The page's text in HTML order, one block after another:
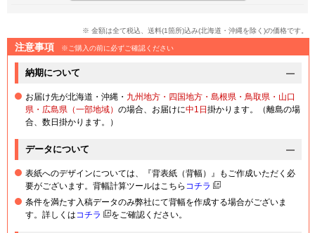
※ 金額は全て税込、送料(1箇所)込み(北海道・沖縄を除く)の価格です。
注意事項 ※ご購入の前に必ずご確認ください
納期について
お届け先が北海道・沖縄・ 九州地方・四国地方・島根県・鳥取県・山口
県・広島県（一部地域） の場合、お届けに中1日 掛かります。（離島の場
合、数日掛かります。）
データについて
表紙へのデザインについては、『背表紙（背幅）』もご作成いただく必
要がございます。背幅計算ツールはこちら コチラ
条件を満たす入稿データのみ弊社にて背幅を作成する場合がございま
す。詳しくはコチラ をご確認ください。